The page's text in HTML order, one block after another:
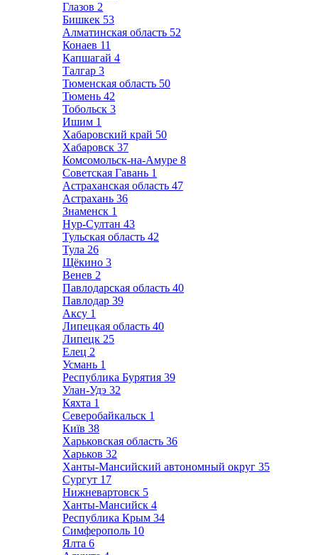
Глазов 2
Бишкек 53
Алматинская область 52
Конаев 11
Капшагай 4
Талгар 3
Тюменская область 50
Тюмень 42
Тобольск 3
Ишим 1
Хабаровский край 50
Хабаровск 37
Комсомольск-на-Амуре 8
Советская Гавань 1
Астраханская область 47
Астрахань 36
Знаменск 1
Нур-Султан 43
Тульская область 42
Тула 26
Щёкино 3
Венев 2
Павлодарская область 40
Павлодар 39
Аксу 1
Липецкая область 40
Липецк 25
Елец 2
Усмань 1
Республика Бурятия 39
Улан-Удэ 32
Кяхта 1
Северобайкальск 1
Київ 38
Харьковская область 36
Харьков 32
Ханты-Мансийский автономный округ 35
Сургут 17
Нижневартовск 5
Ханты-Мансийск 4
Республика Крым 34
Симферополь 10
Ялта 6